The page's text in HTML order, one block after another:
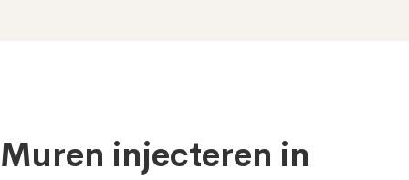
Muren injecteren in